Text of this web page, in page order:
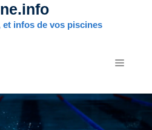
infos de vos piscines
MENU